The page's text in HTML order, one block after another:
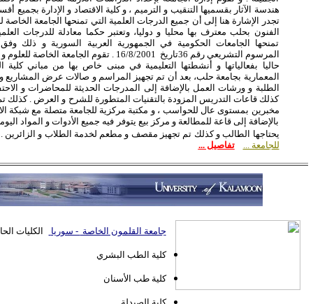
هندسة الآثار بقسميها التنقيب و الترميم ، و كلية الاقتصاد و الإدارة بجميع
تجدر الإشارة هنا إلى أن جميع الدرجات العلمية التي تمنحها الجامعة الخاصة
الفنون بحلب معترف بها محليا و دوليا، وتعتبر حكما معادلة للدرجات
تمنحها الجامعات الحكومية في الجمهورية العربية السورية و ذلك
المرسوم التشريعي رقم 36تاريخ 16/8/2001 . تقوم الجامعة الخاصة
حاليا بفعالياتها و أنشطتها التعليمية في مبنى خاص بها من مباني كلية
المعمارية بجامعة حلب، بعد أن تم تجهيز المراسم و صالات عرض المشاريع
الطلبة و ورشات العمل بالإضافة إلى المدرجات الحديثة للمحاضرات و
كذلك قاعات التدريس المزودة بالتقنيات المتطورة للشرح و العرض . كذلك
مخبرين بمستوى عال للحواسب ، و مكتبة مركزية للجامعة متصلة مع شبكة
بالإضافة إلى قاعة للمطالعة و مركز بيع يتوفر فيه جميع الأدوات و المواد
يحتاجها الطالب و كذلك تم تجهيز مقصف و مطعم لخدمة الطلاب و الزائرين
للجامعة ...
تفاصيل ...
جامعة القلمون الخاصة - سوريا الكليات
كلية الطب البشري
كلية طب الأسنان